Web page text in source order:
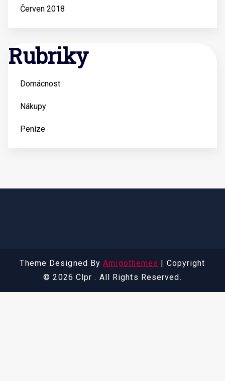
Červen 2018
Rubriky
Domácnost
Nákupy
Peníze
Theme Designed ByAmigothemes | Copyright
© 2026 Clpr . All Rights Reserved.